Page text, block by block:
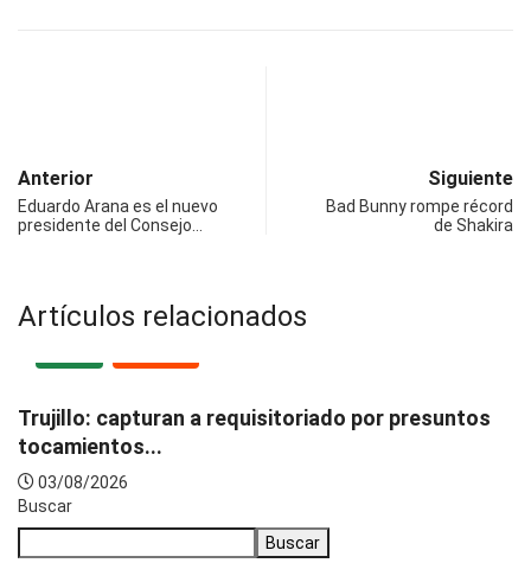
Anterior
Eduardo Arana es el nuevo
presidente del Consejo…
Siguiente
Bad Bunny rompe récord
de Shakira
Artículos relacionados
Trujillo: capturan a requisitoriado por presuntos
tocamientos...
03/08/2026
Buscar
Buscar